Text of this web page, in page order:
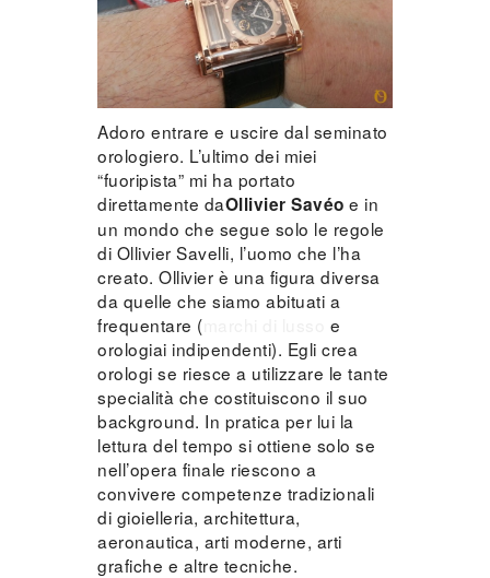
Adoro entrare e uscire dal seminato
orologiero. L’ultimo dei miei
“fuoripista” mi ha portato
direttamente daOllivier Savéo e in
un mondo che segue solo le regole
di Ollivier Savelli, l’uomo che l’ha
creato. Ollivier è una figura diversa
da quelle che siamo abituati a
frequentare (
e
orologiai indipendenti). Egli crea
orologi se riesce a utilizzare le tante
specialità che costituiscono il suo
background. In pratica per lui la
lettura del tempo si ottiene solo se
nell’opera finale riescono a
convivere competenze tradizionali
di gioielleria, architettura,
aeronautica, arti moderne, arti
grafiche e altre tecniche.